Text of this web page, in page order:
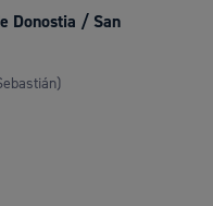
Donostia / San